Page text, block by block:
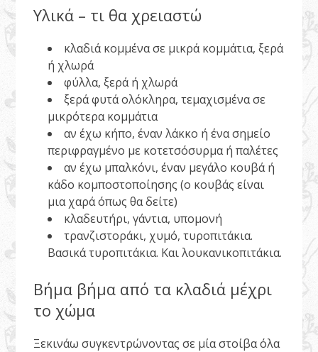
Υλικά – τι θα χρειαστώ
κλαδιά κομμένα σε μικρά κομμάτια, ξερά
ή χλωρά
φύλλα, ξερά ή χλωρά
ξερά φυτά ολόκληρα, τεμαχισμένα σε
μικρότερα κομμάτια
αν έχω κήπο, έναν λάκκο ή ένα σημείο
περιφραγμένο με κοτετσόσυρμα ή παλέτες
αν έχω μπαλκόνι, έναν μεγάλο κουβά ή
κάδο κομποστοποίησης (ο κουβάς είναι
μια χαρά όπως θα δείτε)
κλαδευτήρι, γάντια, υπομονή
τρανζιστοράκι, χυμό, τυροπιτάκια.
Βασικά τυροπιτάκια. Και λουκανικοπιτάκια.
Βήμα βήμα από τα κλαδιά μέχρι
το χώμα
Ξεκινάω συγκεντρώνοντας σε μία στοίβα όλα